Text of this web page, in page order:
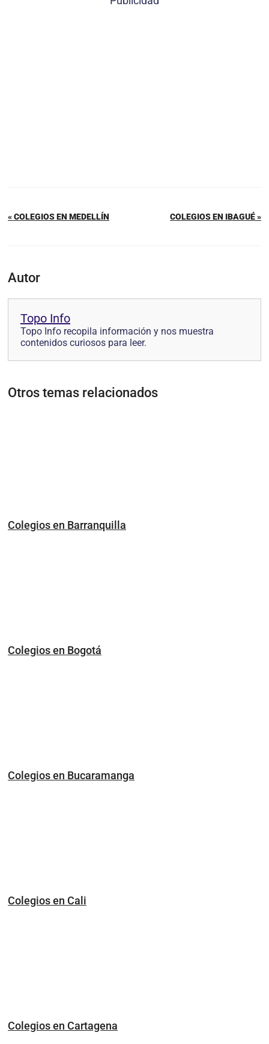
« COLEGIOS EN MEDELLÍN COLEGIOS EN IBAGUÉ »
Autor
Topo Info
Topo Info recopila información y nos muestra
contenidos curiosos para leer.
Otros temas relacionados
Colegios en Barranquilla
Colegios en Bogotá
Colegios en Bucaramanga
Colegios en Cali
Colegios en Cartagena